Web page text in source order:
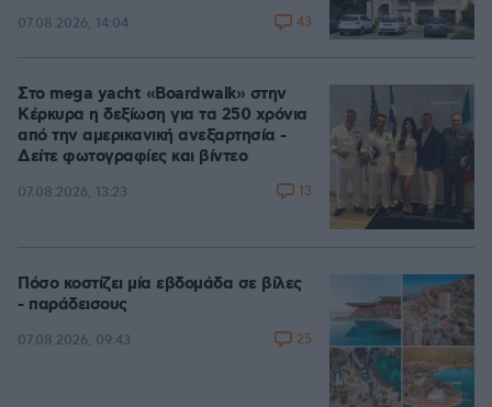
07.08.2026, 14:04 43
Στο mega yacht «Boardwalk» στην
Κέρκυρα η δεξίωση για τα 250 χρόνια
από την αμερικανική ανεξαρτησία -
Δείτε φωτογραφίες και βίντεο
07.08.2026, 13:23 13
Πόσο κοστίζει μία εβδομάδα σε βίλες
- παράδεισους
07.08.2026, 09:43 25